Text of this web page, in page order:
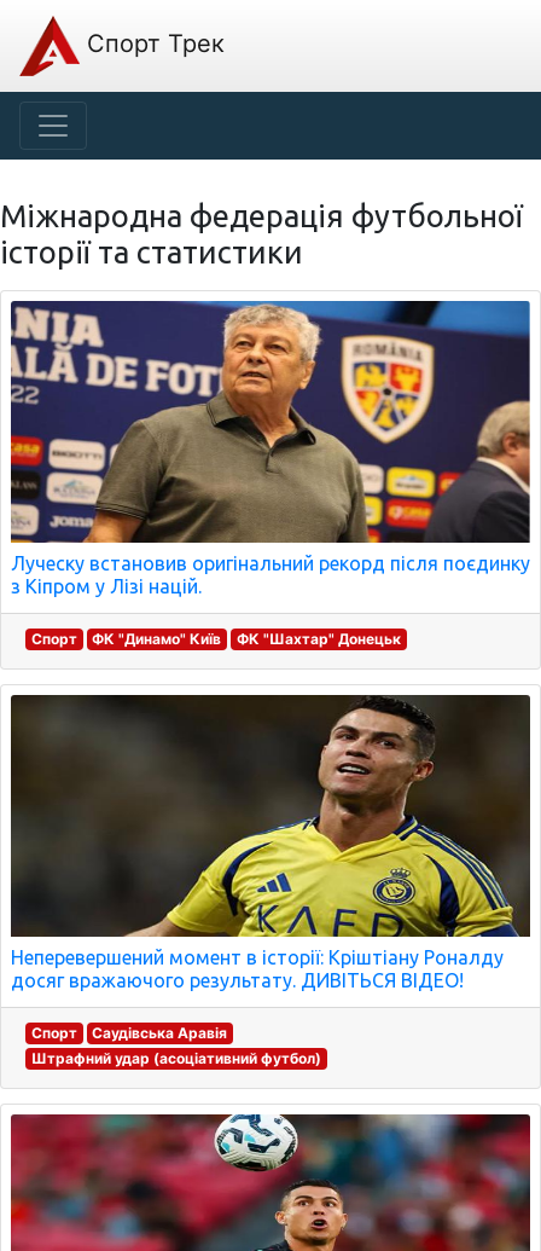
Спорт Трек
Міжнародна федерація футбольної
історії та статистики
Луческу встановив оригінальний рекорд після поєдинку
з Кіпром у Лізі націй.
Спорт ФК "Динамо" Київ ФК "Шахтар" Донецьк
Неперевершений момент в історії: Кріштіану Роналду
досяг вражаючого результату. ДИВІТЬСЯ ВІДЕО!
Спорт
Саудівська Аравія
Штрафний удар (асоціативний футбол)